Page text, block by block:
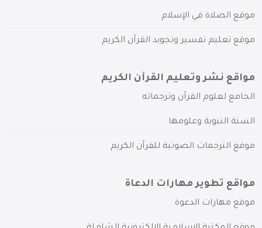
موقع الصلاة في الإسلام
موقع تعليم تفسير وتجويد القرآن الكريم
مواقع نشر وتعليم القرآن الكريم
الجامع لعلوم القرآن وترجماته
السنة النبوية وعلومها
موقع الترجمات الصوتية للقرآن الكريم
مواقع تطوير مهارات الدعاة
موقع مهارات الدعوة